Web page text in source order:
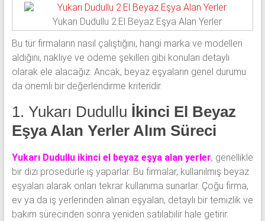
Yukarı Dudullu 2.El Beyaz Eşya Alan Yerler
Bu tür firmaların nasıl çalıştığını, hangi marka ve modelleri
aldığını, nakliye ve ödeme şekilleri gibi konuları detaylı
olarak ele alacağız. Ancak, beyaz eşyaların genel durumu
da önemli bir değerlendirme kriteridir.
1. Yukarı Dudullu İkinci El Beyaz
Eşya Alan Yerler Alım Süreci
Yukarı Dudullu ikinci el beyaz eşya alan yerler, genellikle
bir dizi prosedürle iş yaparlar. Bu firmalar, kullanılmış beyaz
eşyaları alarak onları tekrar kullanıma sunarlar. Çoğu firma,
ev ya da iş yerlerinden alınan eşyaları, detaylı bir temizlik ve
bakım sürecinden sonra yeniden satılabilir hale getirir.